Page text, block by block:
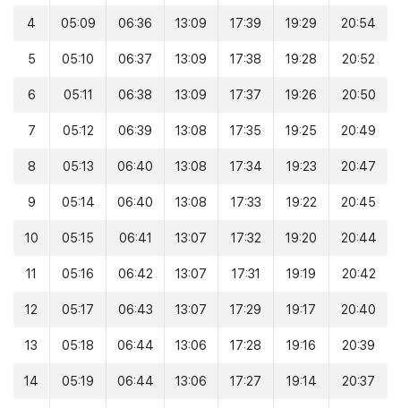
4 05:09 06:36 13:09 17:39 19:29 20:54
5 05:10 06:37 13:09 17:38 19:28 20:52
6 05:11 06:38 13:09 17:37 19:26 20:50
7 05:12 06:39 13:08 17:35 19:25 20:49
8 05:13 06:40 13:08 17:34 19:23 20:47
9 05:14 06:40 13:08 17:33 19:22 20:45
10 05:15 06:41 13:07 17:32 19:20 20:44
11 05:16 06:42 13:07 17:31 19:19 20:42
12 05:17 06:43 13:07 17:29 19:17 20:40
13 05:18 06:44 13:06 17:28 19:16 20:39
14 05:19 06:44 13:06 17:27 19:14 20:37